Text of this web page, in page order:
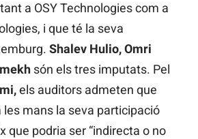
a OSY Technologies com a
i que té la seva
Shalev Hulio, Omri
són els tres imputats. Pel
els auditors admeten que
les mans la seva participació
que podria ser “indirecta o no